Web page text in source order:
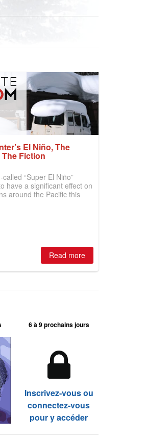
El Niño, The
Fiction
“Super El Niño”
have a significant effect on
around the Pacific this
Read more
6 à 9 prochains jours
Inscrivez-vous ou
connectez-vous
pour y accéder